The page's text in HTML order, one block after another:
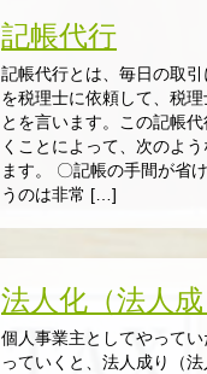
記帳代行
記帳代行とは、毎日の取
を税理士に依頼して、税理
とを言います。この記帳
くことによって、次のよ
ます。 〇記帳の手間が省
うのは非常 […]
法人化（法人
個人事業主としてやって
っていくと、法人成り（